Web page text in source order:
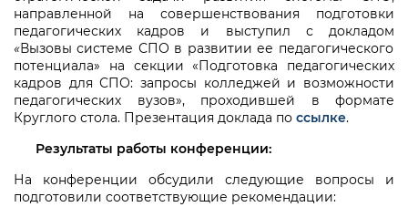
направленной на совершенствования подготовки
педагогических кадров и выступил с докладом
«Вызовы системе СПО в развитии ее педагогического
потенциала» на секции «Подготовка педагогических
кадров для СПО: запросы колледжей и возможности
педагогических вузов», проходившей в формате
Круглого стола. Презентация доклада по ссылке.
Результаты работы конференции:
На конференции обсудили следующие вопросы и
подготовили соответствующие рекомендации: